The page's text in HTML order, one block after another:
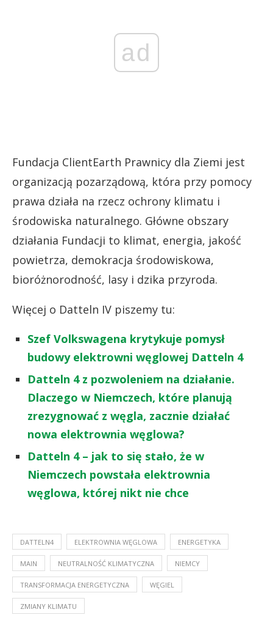
ad
Fundacja ClientEarth Prawnicy dla Ziemi jest
organizacją pozarządową, która przy pomocy
prawa działa na rzecz ochrony klimatu i
środowiska naturalnego. Główne obszary
działania Fundacji to klimat, energia, jakość
powietrza, demokracja środowiskowa,
bioróżnorodność, lasy i dzika przyroda.
Więcej o Datteln IV piszemy tu:
Szef Volkswagena krytykuje pomysł
budowy elektrowni węglowej Datteln 4
Datteln 4 z pozwoleniem na działanie.
Dlaczego w Niemczech, które planują
zrezygnować z węgla, zacznie działać
nowa elektrownia węglowa?
Datteln 4 – jak to się stało, że w
Niemczech powstała elektrownia
węglowa, której nikt nie chce
DATTELN4 ELEKTROWNIA WĘGLOWA ENERGETYKA
MAIN NEUTRALNOŚĆ KLIMATYCZNA NIEMCY
TRANSFORMACJA ENERGETYCZNA WĘGIEL
ZMIANY KLIMATU